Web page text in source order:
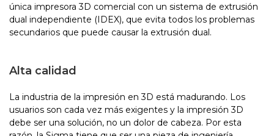
única impresora 3D comercial con un sistema de extrusión
dual independiente (IDEX), que evita todos los problemas
secundarios que puede causar la extrusión dual.
Alta calidad
La industria de la impresión en 3D está madurando. Los
usuarios son cada vez más exigentes y la impresión 3D
debe ser una solución, no un dolor de cabeza. Por esta